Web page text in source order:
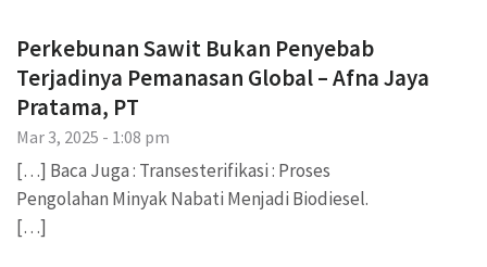
Perkebunan Sawit Bukan Penyebab
Terjadinya Pemanasan Global – Afna Jaya
Pratama, PT
Mar 3, 2025 - 1:08 pm
[…] Baca Juga : Transesterifikasi : Proses
Pengolahan Minyak Nabati Menjadi Biodiesel.
[…]